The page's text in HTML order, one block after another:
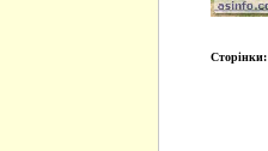
Сторінки: